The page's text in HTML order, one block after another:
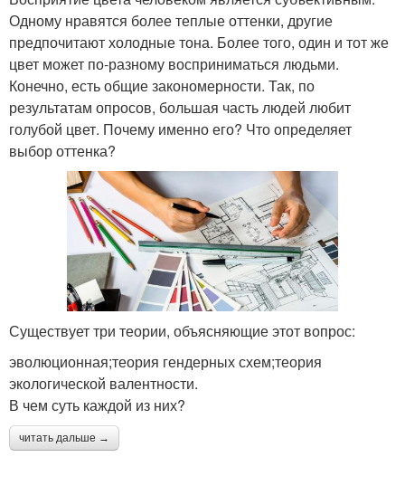
Одному нравятся более теплые оттенки, другие
предпочитают холодные тона. Более того, один и тот же
цвет может по-разному восприниматься людьми.
Конечно, есть общие закономерности. Так, по
результатам опросов, большая часть людей любит
голубой цвет. Почему именно его? Что определяет
выбор оттенка?
Существует три теории, объясняющие этот вопрос:
эволюционная;теория гендерных схем;теория
экологической валентности.
В чем суть каждой из них?
читать дальше →